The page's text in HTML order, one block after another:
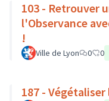
103 - Retrouver
l'Observance
!
Ville de Lyon 0 0
187 -